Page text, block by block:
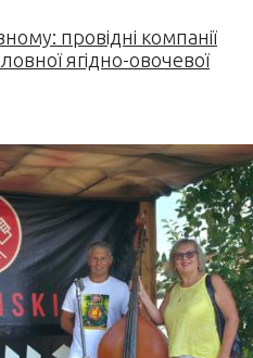
провідні компанії
ягідно-овочевої